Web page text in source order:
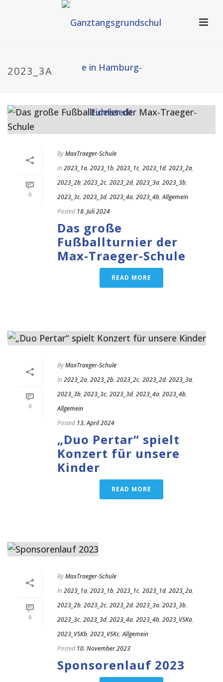
2023_3A
0
ByMaxTraeger-Schule
In2023_1a, 2023_1b, 2023_1c, 2023_1d, 2023_2a,
2023_2b, 2023_2c, 2023_2d, 2023_3a, 2023_3b,
2023_3c, 2023_3d, 2023_4a, 2023_4b,Allgemein
Posted 18. Juli 2024
Das große
Fußballturnier der
Max-Traeger-Schule
READ MORE
0
ByMaxTraeger-Schule
In2023_2a, 2023_2b, 2023_2c, 2023_2d, 2023_3a,
2023_3b, 2023_3c, 2023_3d, 2023_4a, 2023_4b,
Allgemein
Posted 13. April 2024
„Duo Pertar“ spielt
Konzert für unsere
Kinder
READ MORE
0
ByMaxTraeger-Schule
In2023_1a, 2023_1b, 2023_1c, 2023_1d, 2023_2a,
2023_2b, 2023_2c, 2023_2d, 2023_3a, 2023_3b,
2023_3c, 2023_3d, 2023_4a, 2023_4b, 2023_VSKa,
2023_VSKb, 2023_VSKc,Allgemein
Posted 10. November 2023
Sponsorenlauf 2023